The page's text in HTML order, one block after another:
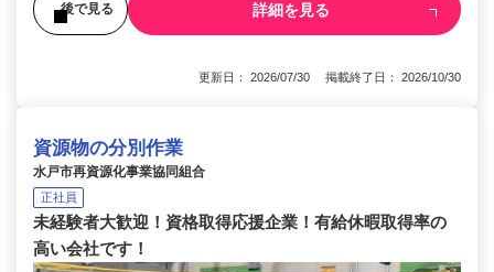
後で見る 詳細を見る
更新日： 2026/07/30 掲載終了日： 2026/10/30
資源物の分別作業
水戸市再資源化事業協同組合
正社員
未経験者大歓迎！資格取得応援企業！有給休暇取得率の
高い会社です！